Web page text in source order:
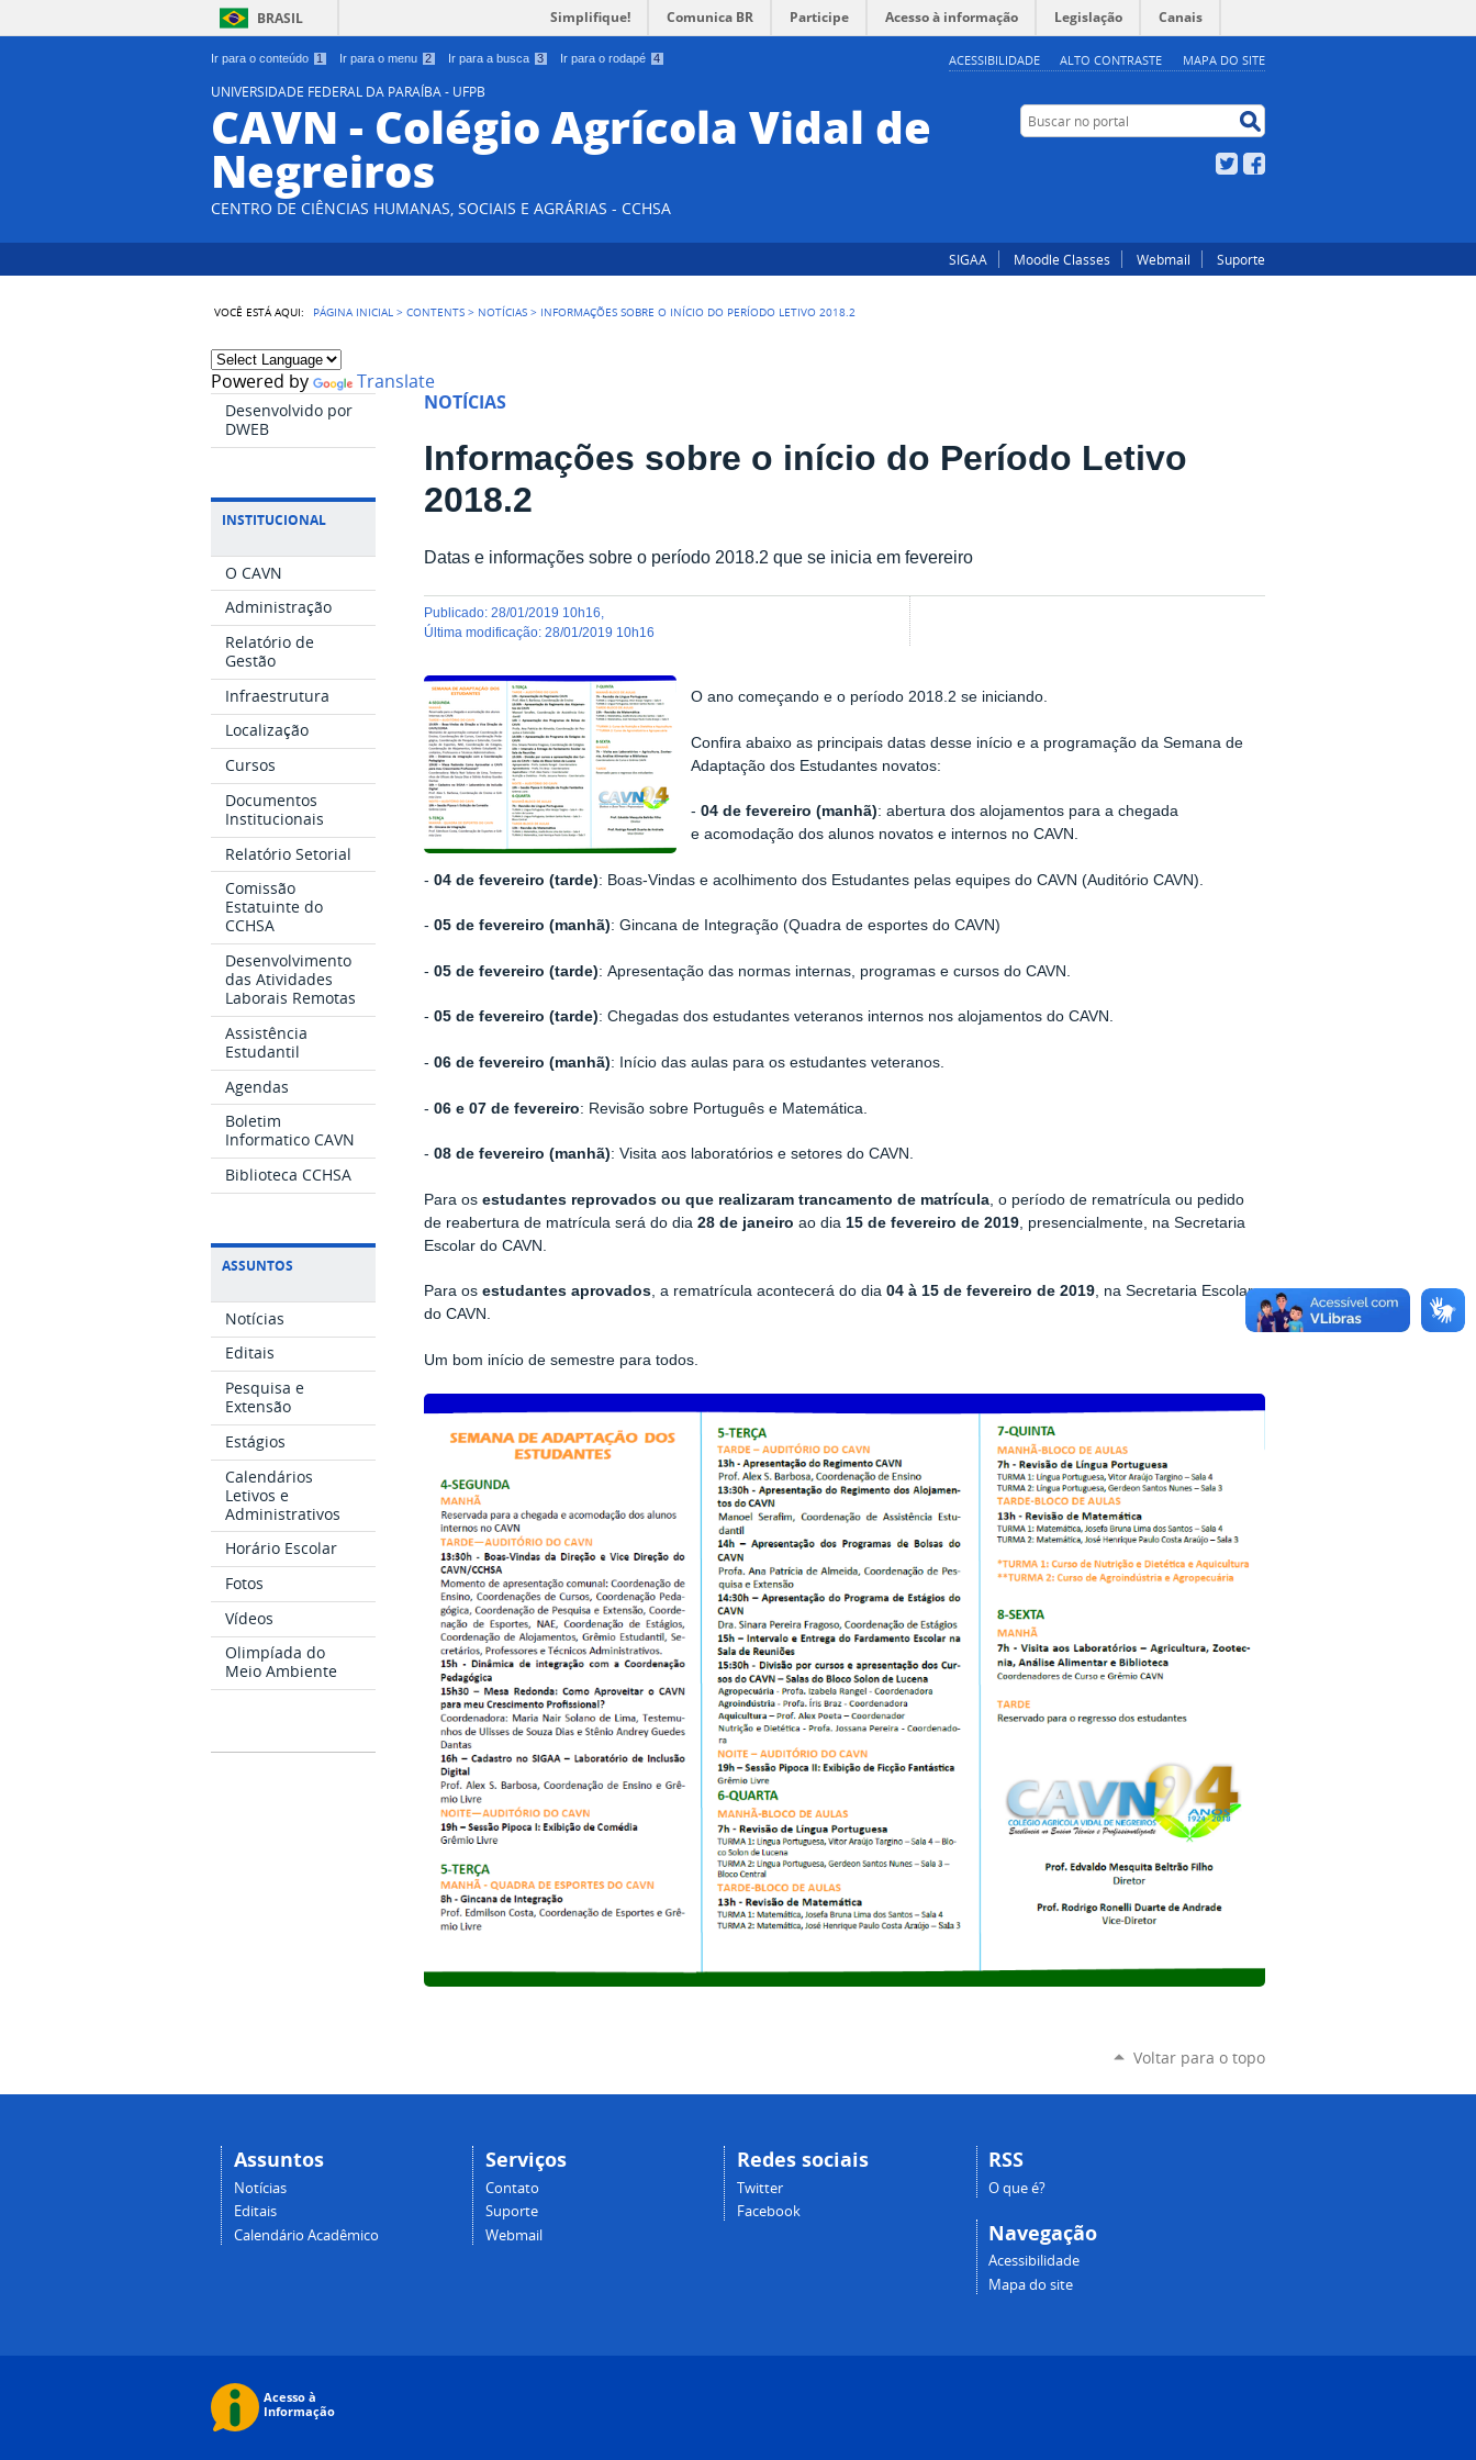
Ir para o conteúdo 1 Ir para o menu 2 Ir para a busca 3 Ir para o rodapé 4 ACESSIBILIDADE ALTO CONTRASTE MAPA DO SITE
BRASIL Simplifique! Comunica BR Participe Acesso à informação Legislação Canais
UNIVERSIDADE FEDERAL DA PARAÍBA - UFPB
CAVN - Colégio Agrícola Vidal de
Negreiros
CENTRO DE CIÊNCIAS HUMANAS, SOCIAIS E AGRÁRIAS - CCHSA
Buscar no portal
Twitter
SIGAA Moodle Classes Webmail Suporte
VOCÊ ESTÁ AQUI: PÁGINA INICIAL >CONTENTS > NOTÍCIAS > INFORMAÇÕES SOBRE O INÍCIO DO PERÍODO LETIVO 2018.2
Powered by Translate
Desenvolvido por
DWEB
INSTITUCIONAL
O CAVN
Administração
Relatório de
Gestão
Infraestrutura
Localização
Cursos
Documentos
Institucionais
Relatório Setorial
Comissão
Estatuinte do
CCHSA
Desenvolvimento
das Atividades
Laborais Remotas
Assistência
Estudantil
Agendas
Boletim
Informatico CAVN
Biblioteca CCHSA
ASSUNTOS
Notícias
Editais
Pesquisa e
Extensão
Estágios
Calendários
Letivos e
Administrativos
Horário Escolar
Fotos
Vídeos
Olimpíada do
Meio Ambiente
NOTÍCIAS
Informações sobre o início do Período Letivo
2018.2
Datas e informações sobre o período 2018.2 que se inicia em fevereiro
publicado:28/01/2019 10h16
última modificação:28/01/2019 10h16
O ano começando e o período 2018.2 se iniciando.
Confira abaixo as principais datas desse início e a programação da Semana de
Adaptação dos Estudantes novatos:
- 04 de fevereiro (manhã): abertura dos alojamentos para a chegada
e acomodação dos alunos novatos e internos no CAVN.
-04 de fevereiro (tarde): Boas-Vindas e acolhimento dos Estudantes pelas equipes doCAVN (Auditório CAVN).
-05 de fevereiro (manhã): Gincana de Integração (Quadra de esportes do CAVN)
-05 de fevereiro (tarde): Apresentação das normas internas, programas e cursos do CAVN
-05 de fevereiro (tarde): Chegadas dos estudantes veteranos internos nos alojamentos do CAVN .
-06 de fevereiro (manhã): Início das aulas para os estudantes veteranos.
-06 e 07 de fevereiro: Revisão sobre Português e Matemática.
-08 de fevereiro (manhã): Visita aos laboratórios e setores do CAVN.
Para osestudantes reprovados ou que realizaram trancamento de matrícula , o período de rematrícula ou pedido
de reabertura de matrícula será do dia28 de janeiroao dia 15 de fevereiro de 2019 , presencialmente, na Secretaria
Escolar do CAVN.
Para osestudantes aprovados, a rematrícula acontecerá do dia04 à 15 de fevereiro de 2019, na Secretaria Escolar
do CAVN.
Um bom início de semestre para todos.
Voltar para o topo
Assuntos
Notícias
Editais
Calendário Acadêmico
Serviços
Contato
Suporte
Webmail
Redes sociais
Twitter
Facebook
RSS
O que é?
Navegação
Acessibilidade
Mapa do site